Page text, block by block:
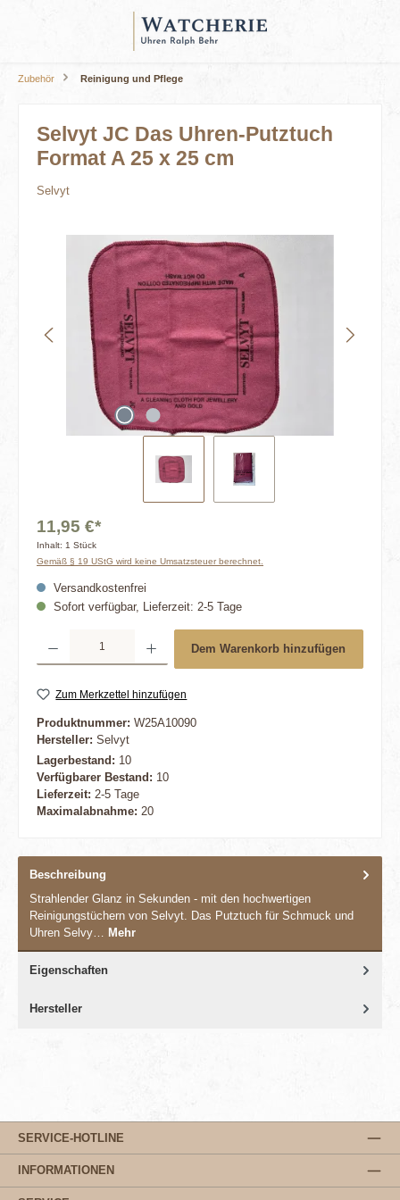
Zubehör Reinigung und Pflege
Selvyt JC Das Uhren-Putztuch
Format A 25 x 25 cm
Selvyt
Bildergalerie überspringen
11,95 €*
Inhalt: 1 Stück
Gemäß § 19 UStG wird keine Umsatzsteuer berechnet.
Versandkostenfrei
Sofort verfügbar, Lieferzeit: 2-5 Tage
Dem Warenkorb hinzufügen
Zum Merkzettel hinzufügen
Produktnummer: W25A10090
Hersteller: Selvyt
Lagerbestand: 10
Verfügbarer Bestand: 10
Lieferzeit: 2-5 Tage
Maximalabnahme: 20
Beschreibung
Strahlender Glanz in Sekunden - mit den hochwertigen
Reinigungstüchern von Selvyt. Das Putztuch für Schmuck und
Uhren Selvy… Mehr
Eigenschaften
Hersteller
SERVICE-HOTLINE
INFORMATIONEN